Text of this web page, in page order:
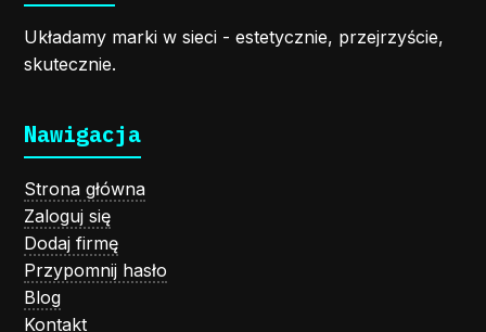
Układamy marki w sieci - estetycznie, przejrzyście,
skutecznie.
Nawigacja
Strona główna
Zaloguj się
Dodaj firmę
Przypomnij hasło
Blog
Kontakt